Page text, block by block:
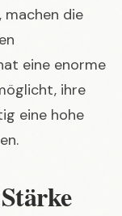
machen die
eine enorme
ihre
eine hohe